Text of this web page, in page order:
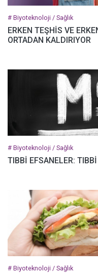
# Biyoteknoloji / Sağlık
ERKEN TEŞHİS VE
ORTADAN KALDIRIYOR
# Biyoteknoloji / Sağlık
TIBBİ EFSANELER:
# Biyoteknoloji / Sağlık